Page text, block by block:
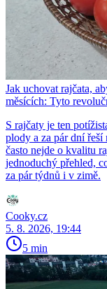
Jak uchovat rajčata,
měsících: Tyto
S rajčaty je ten
plody a za pár dní
často nejde o kvalitu
jednoduchý přehled,
za pár týdnů i v zimě.
Cooky.cz
5. 8. 2026, 19:44
5 min